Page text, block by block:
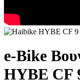
e-Bike
HYBE CF